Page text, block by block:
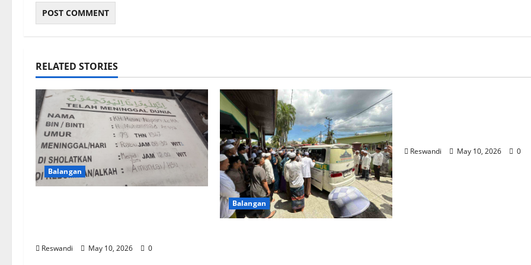
RELATED STORIES
Balangan
Reswandi May 10, 2026 0
Balangan
Reswandi May 10, 2026 0